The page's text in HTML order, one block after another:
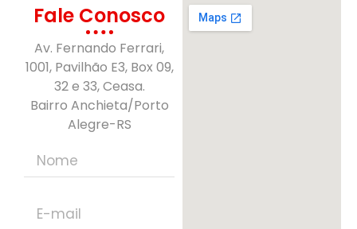
Fale Conosco
Av. Fernando Ferrari,
1001, Pavilhão E3, Box 09,
32 e 33, Ceasa.
Bairro Anchieta/Porto
Alegre-RS